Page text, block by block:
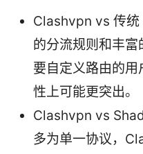
Clashvpn vs 传
的分流规则和丰
要自定义路由的用
性上可能更突出。
Clashvpn vs
多为单一协议，